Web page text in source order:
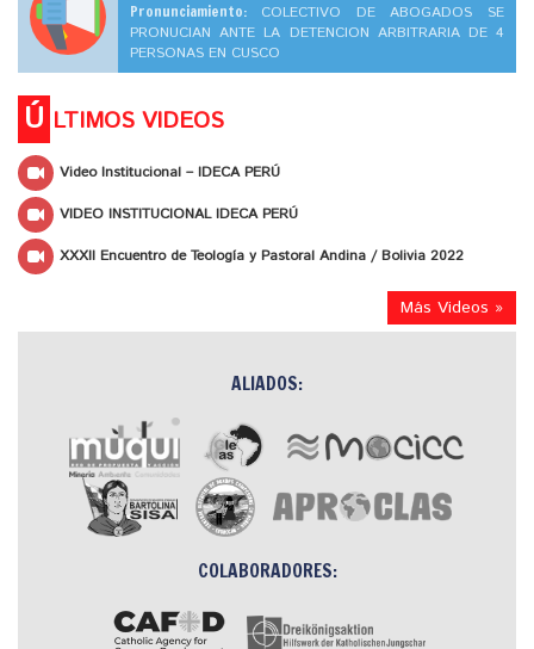
Pronunciamiento: COLECTIVO DE ABOGADOS SE
PRONUCIAN ANTE LA DETENCION ARBITRARIA DE 4
PERSONAS EN CUSCO
Ú LTIMOS VIDEOS
Video Institucional – IDECA PERÚ
VIDEO INSTITUCIONAL IDECA PERÚ
XXXII Encuentro de Teología y Pastoral Andina / Bolivia 2022
Más Videos »
ALIADOS:
COLABORADORES: